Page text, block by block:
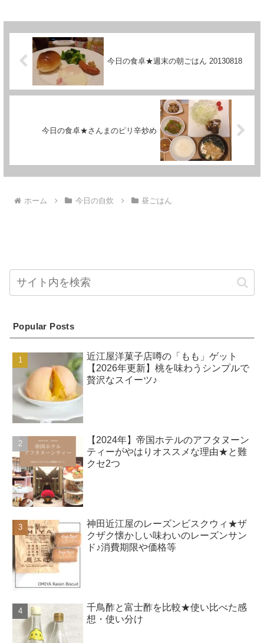
今日の食卓★週末の朝ごはん 20130818
今日の食卓★さんまのピリ辛炒め
ホーム 今日の自炊 昼ごはん
Popular Posts
近江屋洋菓子店噂の「もも」ゲット
【2026年更新】桃を味わうシンプルで
贅沢なスイーツ♪
【2024年】帝国ホテルのアフタヌーン
ティーがやはりオススメな理由★と難
クセ2つ
神田近江屋のレーズンビスクウィ★ザ
クザク懐かしい味わいのレーズンサン
ド♪消費期限や価格等
千鳥酢と富士酢を比較★使い比べた感
想・使い分け